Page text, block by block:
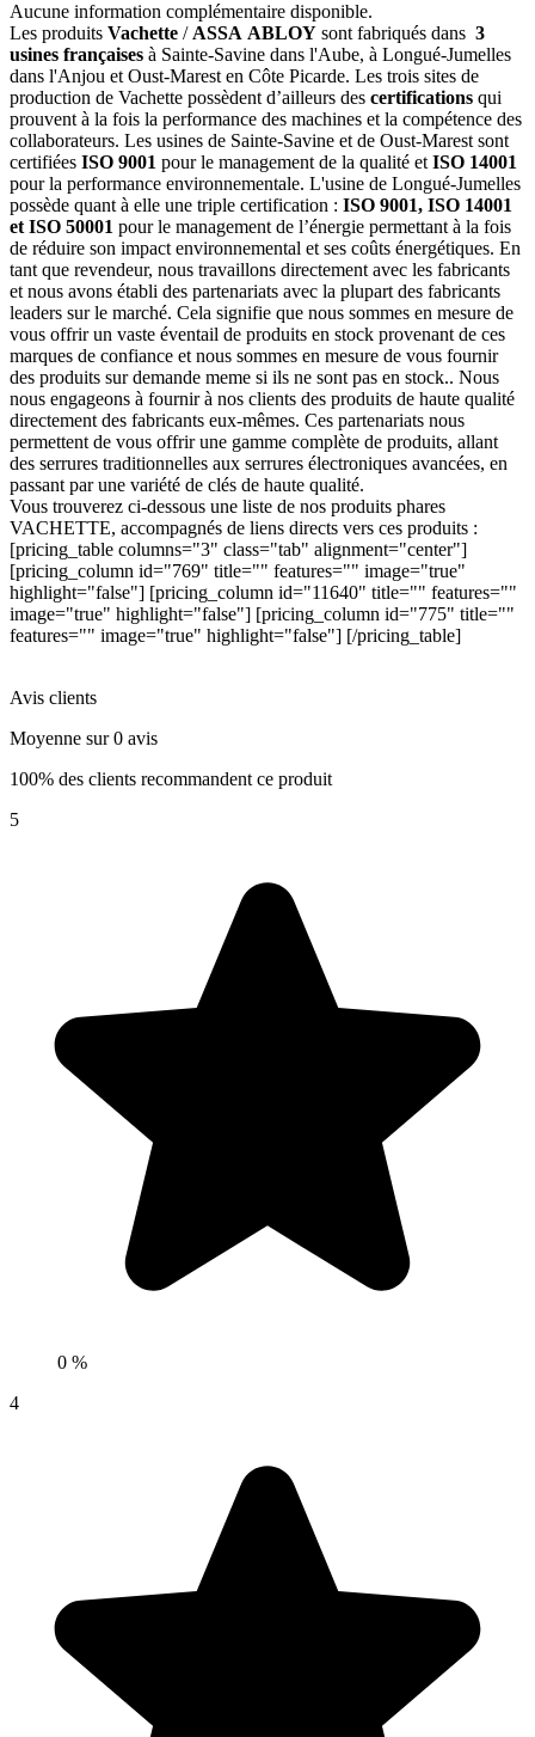
Aucune information complémentaire disponible.
Les produits Vachette / ASSA ABLOY sont fabriqués dans 3
usines françaises à Sainte-Savine dans l'Aube, à Longué-Jumelles
dans l'Anjou et Oust-Marest en Côte Picarde. Les trois sites de
production de Vachette possèdent d’ailleurs des certifications qui
prouvent à la fois la performance des machines et la compétence des
collaborateurs. Les usines de Sainte-Savine et de Oust-Marest sont
certifiées ISO 9001 pour le management de la qualité et ISO 14001
pour la performance environnementale. L'usine de Longué-Jumelles
possède quant à elle une triple certification : ISO 9001, ISO 14001
et ISO 50001 pour le management de l’énergie permettant à la fois
de réduire son impact environnemental et ses coûts énergétiques. En
tant que revendeur, nous travaillons directement avec les fabricants
et nous avons établi des partenariats avec la plupart des fabricants
leaders sur le marché. Cela signifie que nous sommes en mesure de
vous offrir un vaste éventail de produits en stock provenant de ces
marques de confiance et nous sommes en mesure de vous fournir
des produits sur demande meme si ils ne sont pas en stock.. Nous
nous engageons à fournir à nos clients des produits de haute qualité
directement des fabricants eux-mêmes. Ces partenariats nous
permettent de vous offrir une gamme complète de produits, allant
des serrures traditionnelles aux serrures électroniques avancées, en
passant par une variété de clés de haute qualité.
Vous trouverez ci-dessous une liste de nos produits phares
VACHETTE, accompagnés de liens directs vers ces produits :
[pricing_table columns="3" class="tab" alignment="center"]
[pricing_column id="769" title="" features="" image="true"
highlight="false"] [pricing_column id="11640" title="" features=""
image="true" highlight="false"] [pricing_column id="775" title=""
features="" image="true" highlight="false"] [/pricing_table]
Avis clients
Moyenne sur 0 avis
100% des clients recommandent ce produit
5
0 %
4